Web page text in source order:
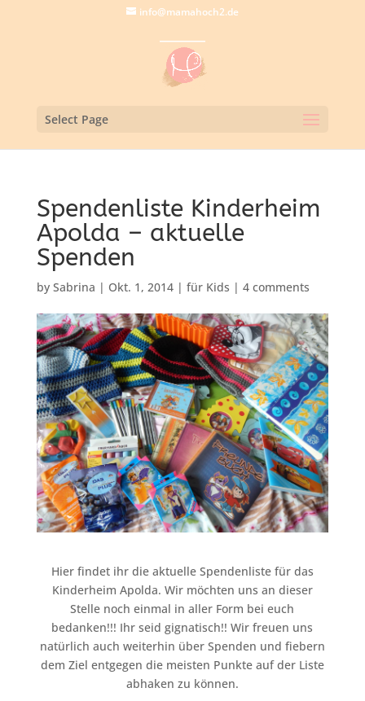
info@mamahoch2.de
Select Page
Spendenliste Kinderheim
Apolda – aktuelle
Spenden
by Sabrina | Okt. 1, 2014| für Kids | 4 comments
Hier findet ihr die aktuelle Spendenliste für das
Kinderheim Apolda. Wir möchten uns an dieser
Stelle noch einmal in aller Form bei euch
bedanken!!! Ihr seid gignatisch!! Wir freuen uns
natürlich auch weiterhin über Spenden und fiebern
dem Ziel entgegen die meisten Punkte auf der Liste
abhaken zu können.